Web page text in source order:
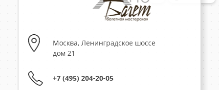
Москва,Ленинградское шоссе
дом 21
+7 (495) 204-20-05